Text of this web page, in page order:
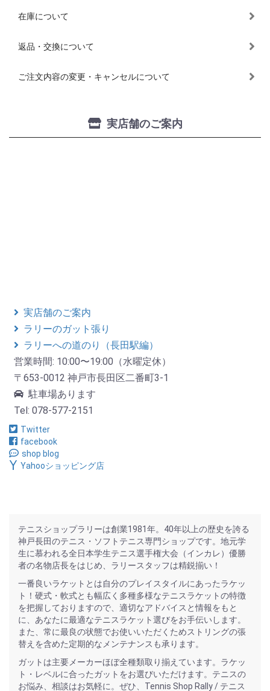
在庫について
返品・交換について
ご注文内容の変更・キャンセルについて
実店舗のご案内
実店舗のご案内
ラリーのガット張り
ラリーへの道のり（長田駅編）
営業時間: 10:00〜19:00（水曜定休）
〒653-0012 神戸市長田区二番町3-1
駐車場あります
Tel: 078-577-2151
Twitter
facebook
shop blog
Yahooショッピング店
テニスショップラリーは創業1981年。40年以上の歴史を誇る
神戸長田のテニス・ソフトテニス専門ショップです。地元学
生に慕われる全日本学生テニス選手権大会（インカレ）優勝
者の名物店長をはじめ、ラリースタッフは精鋭揃い！
一番良いラケットとは自分のプレイスタイルにあったラケッ
ト！硬式・軟式とも幅広く多種多様なテニスラケットの特徴
を把握しておりますので、適切なアドバイスと情報をもと
に、あなたに最適なテニスラケット選びをお手伝いします。
また、常に最良の状態でお使いいただくためストリングの張
替えを含めた定期的なメンテナンスも承ります。
ガットは主要メーカーほぼ全種類取り揃えています。ラケッ
ト・レベルに合ったガットをお選びいただけます。テニスの
お悩み、相談はお気軽に。ぜひ、Tennis Shop Rally / テニス